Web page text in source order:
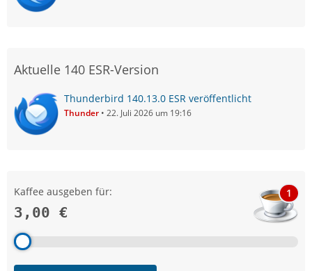
Aktuelle 140 ESR-Version
Thunderbird 140.13.0 ESR veröffentlicht
Thunder 22. Juli 2026 um 19:16
Kaffee ausgeben für:
3,00 €
1